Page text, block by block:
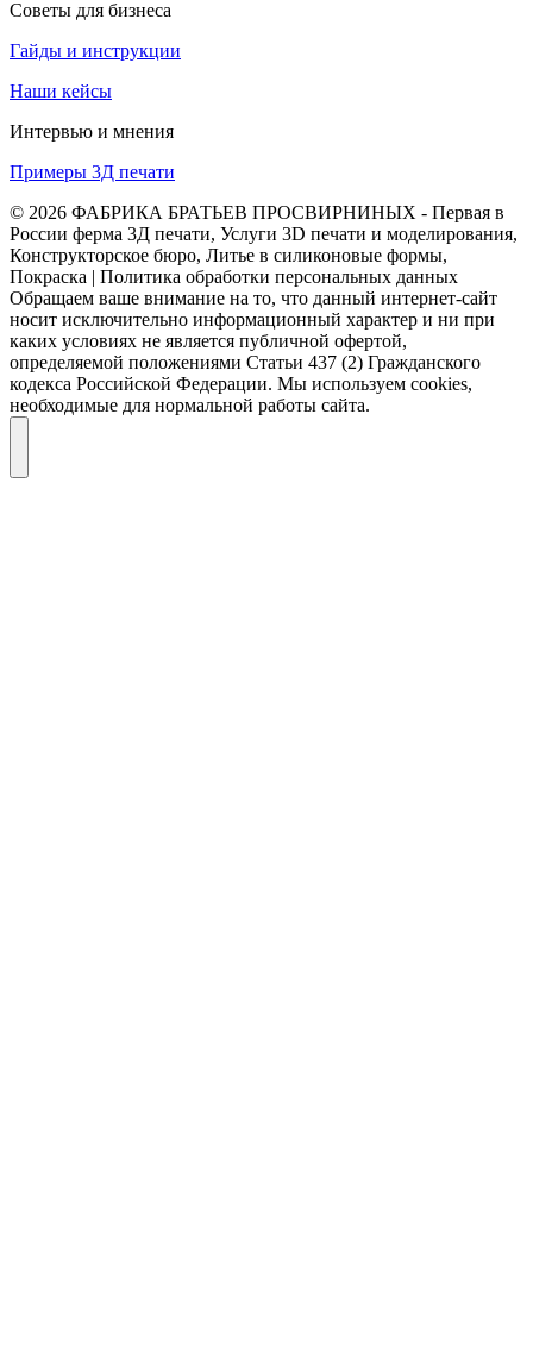
Советы для бизнеса
Гайды и инструкции
Наши кейсы
Интервью и мнения
Примеры 3Д печати
© 2026 ФАБРИКА БРАТЬЕВ ПРОСВИРНИНЫХ - Первая в
России ферма 3Д печати, Услуги 3D печати и моделирования,
Конструкторское бюро, Литье в силиконовые формы,
Покраска | Политика обработки персональных данных
Обращаем ваше внимание на то, что данный интернет-сайт
носит исключительно информационный характер и ни при
каких условиях не является публичной офертой,
определяемой положениями Статьи 437 (2) Гражданского
кодекса Российской Федерации. Мы используем cookies,
необходимые для нормальной работы сайта.